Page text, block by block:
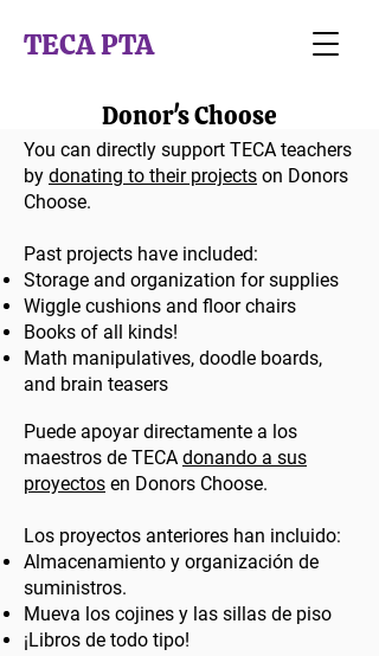
TECA PTA
Donor's Choose
You can directly support TECA teachers
by donating to their projects on Donors
Choose.
Past projects have included:
Storage and organization for supplies
Wiggle cushions and floor chairs
Books of all kinds!
Math manipulatives, doodle boards,
and brain teasers
Puede apoyar directamente a los
maestros de TECA donando a sus
proyectos en Donors Choose.
Los proyectos anteriores han incluido:
Almacenamiento y organización de
suministros.
Mueva los cojines y las sillas de piso
¡Libros de todo tipo!